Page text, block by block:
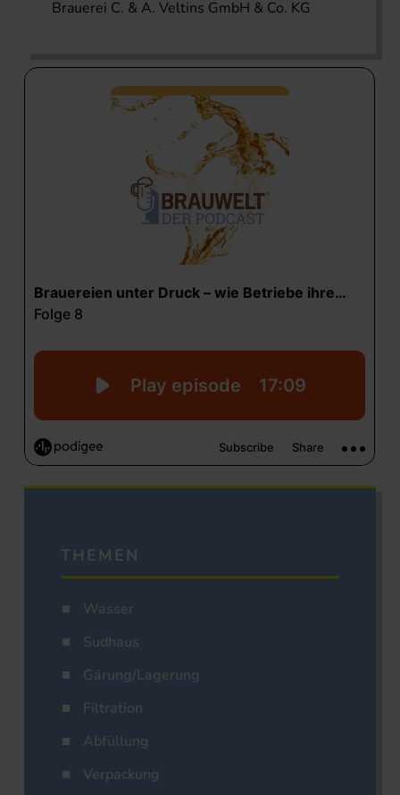
Brauerei C. & A. Veltins GmbH & Co. KG
THEMEN
Wasser
Sudhaus
Gärung/Lagerung
Filtration
Abfüllung
Verpackung